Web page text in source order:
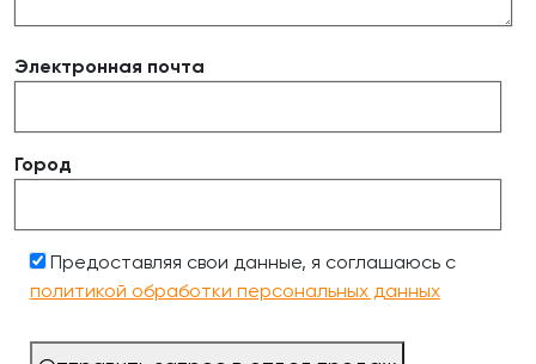
Электронная почта
Город
Предоставляя свои данные, я соглашаюсь с
политикой обработки персональных данных